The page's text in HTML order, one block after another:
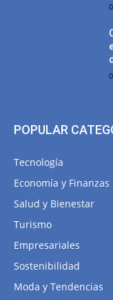
POPULAR
Tecnología
Economía y Finanzas
Salud y Bienestar
Turismo
Empresariales
Sostenibilidad
Moda y Tendencias